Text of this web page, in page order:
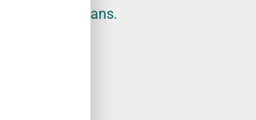
de 24 ans.